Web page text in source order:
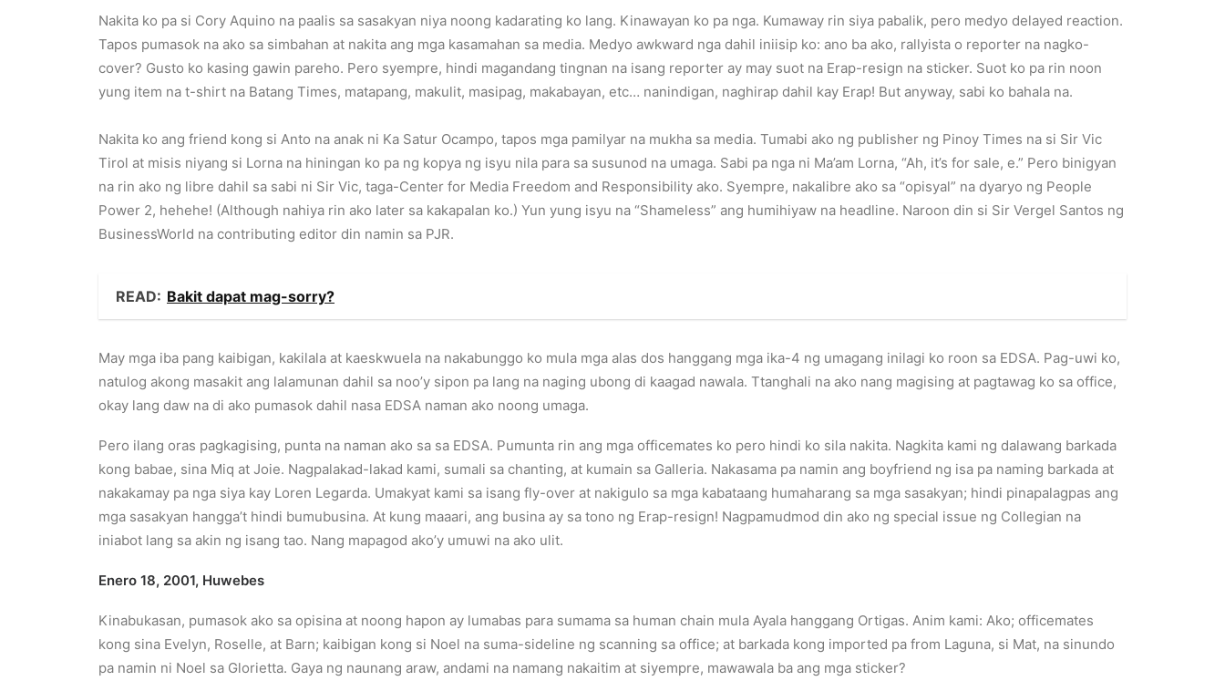
Nakita ko pa si Cory Aquino na paalis sa sasakyan niya noong kadarating ko lang. Kinawayan ko pa nga. Kumaway rin siya pabalik, pero medyo delayed reaction.
Tapos pumasok na ako sa simbahan at nakita ang mga kasamahan sa media. Medyo awkward nga dahil iniisip ko: ano ba ako, rallyista o reporter na nagko-
cover? Gusto ko kasing gawin pareho. Pero syempre, hindi magandang tingnan na isang reporter ay may suot na Erap-resign na sticker. Suot ko pa rin noon
yung item na t-shirt na Batang Times, matapang, makulit, masipag, makabayan, etc… nanindigan, naghirap dahil kay Erap! But anyway, sabi ko bahala na.
Nakita ko ang friend kong si Anto na anak ni Ka Satur Ocampo, tapos mga pamilyar na mukha sa media. Tumabi ako ng publisher ng Pinoy Times na si Sir Vic
Tirol at misis niyang si Lorna na hiningan ko pa ng kopya ng isyu nila para sa susunod na umaga. Sabi pa nga ni Ma’am Lorna, “Ah, it’s for sale, e.” Pero binigyan
na rin ako ng libre dahil sa sabi ni Sir Vic, taga-Center for Media Freedom and Responsibility ako. Syempre, nakalibre ako sa “opisyal” na dyaryo ng People
Power 2, hehehe! (Although nahiya rin ako later sa kakapalan ko.) Yun yung isyu na “Shameless” ang humihiyaw na headline. Naroon din si Sir Vergel Santos ng
BusinessWorld na contributing editor din namin sa PJR.
READ: Bakit dapat mag-sorry?
May mga iba pang kaibigan, kakilala at kaeskwuela na nakabunggo ko mula mga alas dos hanggang mga ika-4 ng umagang inilagi ko roon sa EDSA. Pag-uwi ko,
natulog akong masakit ang lalamunan dahil sa noo’y sipon pa lang na naging ubong di kaagad nawala. Ttanghali na ako nang magising at pagtawag ko sa office,
okay lang daw na di ako pumasok dahil nasa EDSA naman ako noong umaga.
Pero ilang oras pagkagising, punta na naman ako sa sa EDSA. Pumunta rin ang mga officemates ko pero hindi ko sila nakita. Nagkita kami ng dalawang barkada
kong babae, sina Miq at Joie. Nagpalakad-lakad kami, sumali sa chanting, at kumain sa Galleria. Nakasama pa namin ang boyfriend ng isa pa naming barkada at
nakakamay pa nga siya kay Loren Legarda. Umakyat kami sa isang fly-over at nakigulo sa mga kabataang humaharang sa mga sasakyan; hindi pinapalagpas ang
mga sasakyan hangga’t hindi bumubusina. At kung maaari, ang busina ay sa tono ng Erap-resign! Nagpamudmod din ako ng special issue ng Collegian na
iniabot lang sa akin ng isang tao. Nang mapagod ako’y umuwi na ako ulit.
Enero 18, 2001, Huwebes
Kinabukasan, pumasok ako sa opisina at noong hapon ay lumabas para sumama sa human chain mula Ayala hanggang Ortigas. Anim kami: Ako; officemates
kong sina Evelyn, Roselle, at Barn; kaibigan kong si Noel na suma-sideline ng scanning sa office; at barkada kong imported pa from Laguna, si Mat, na sinundo
pa namin ni Noel sa Glorietta. Gaya ng naunang araw, andami na namang nakaitim at siyempre, mawawala ba ang mga sticker?